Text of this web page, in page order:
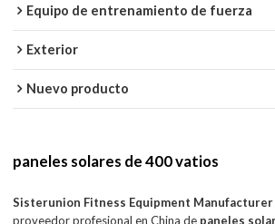
Equipo de entrenamiento de fuerza
Exterior
Nuevo producto
paneles solares de 400 vatios
Sisterunion Fitness Equipment Manufacturer
proveedor profesional en China de paneles